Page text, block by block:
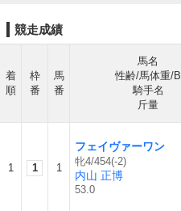
競走成績
着
順
枠
番
馬
番
馬名
性齢/馬体重/B
騎手名
斤量
1 1 1
フェイヴァーワン
牝4/454(-2)
内山 正博
53.0